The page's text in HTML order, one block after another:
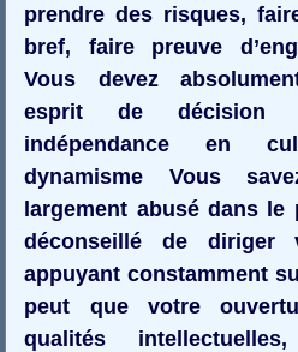
prendre des risques,
bref, faire preuve
Vous devez
esprit de décision
indépendance en
dynamisme Vous
largement abusé dans le
déconseillé de
appuyant constamment
peut que votre
qualités